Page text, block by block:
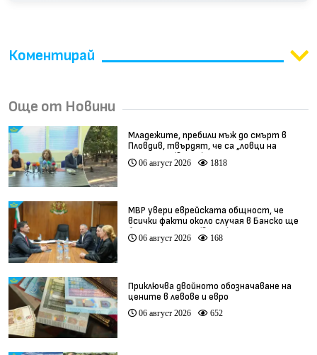
Коментирай
Още от Новини
Младежите, пребили мъж до смърт в
Пловдив, твърдят, че са „ловци на
педофили” (видео)
06 август 2026 1818
МВР увери еврейската общност, че
всички факти около случая в Банско ще
бъдат изяснени (видео)
06 август 2026 168
Приключва двойното обозначаване на
цените в левове и евро
06 август 2026 652